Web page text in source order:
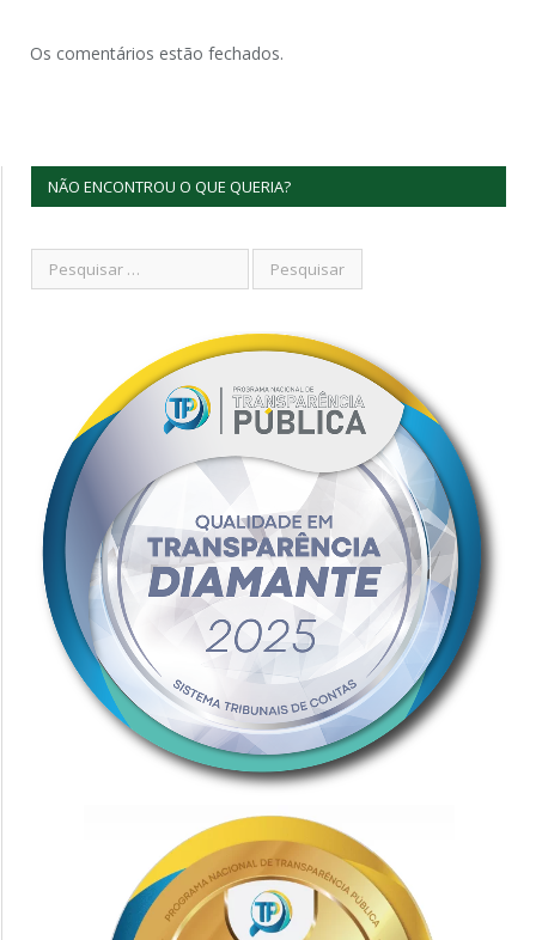
Os comentários estão fechados.
NÃO ENCONTROU O QUE QUERIA?